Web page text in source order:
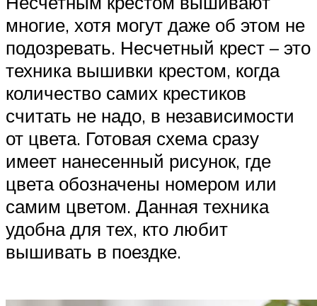
многие, хотя могут даже об этом не
подозревать. Несчетный крест – это
техника вышивки крестом, когда
количество самих крестиков
считать не надо, в независимости
от цвета. Готовая схема сразу
имеет нанесенный рисунок, где
цвета обозначены номером или
самим цветом. Данная техника
удобна для тех, кто любит
вышивать в поездке.